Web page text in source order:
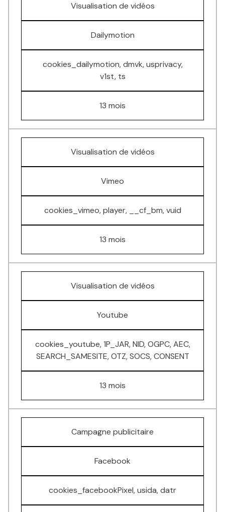
Visualisation de vidéos
Dailymotion
cookies_dailymotion, dmvk, usprivacy,
v1st, ts
13 mois
Visualisation de vidéos
Vimeo
cookies_vimeo, player, __cf_bm, vuid
13 mois
Visualisation de vidéos
Youtube
cookies_youtube, 1P_JAR, NID, OGPC, AEC,
SEARCH_SAMESITE, OTZ, SOCS, CONSENT
13 mois
Campagne publicitaire
Facebook
cookies_facebookPixel, usida, datr